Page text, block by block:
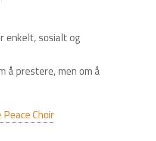
enkelt, sosialt og
å prestere, men om å
Choir